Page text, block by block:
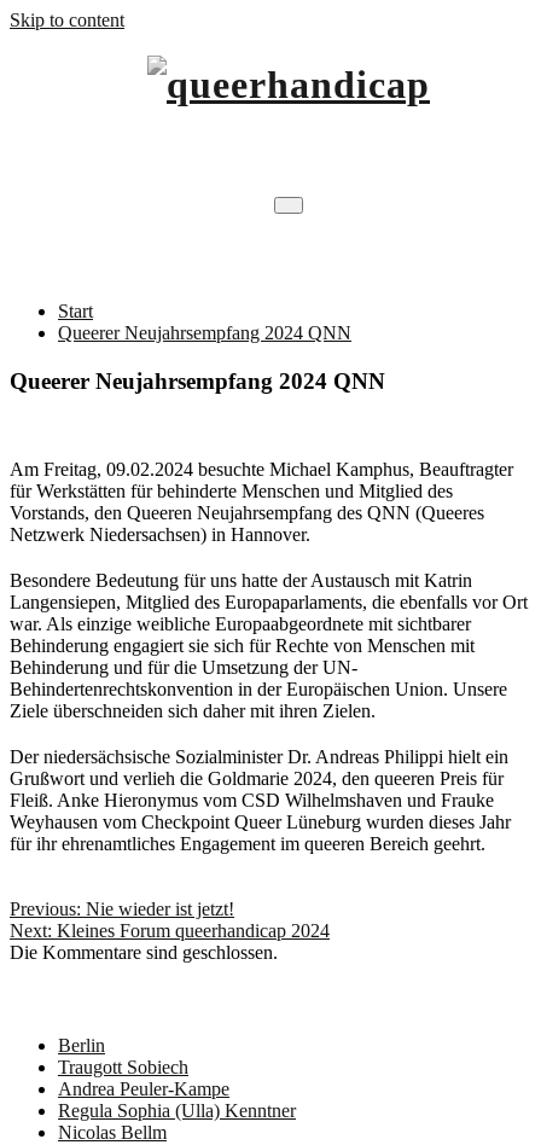
Skip to content
queerhandicap
Start
Queerer Neujahrsempfang 2024 QNN
Queerer Neujahrsempfang 2024 QNN
Am Freitag, 09.02.2024 besuchte Michael Kamphus, Beauftragter
für Werkstätten für behinderte Menschen und Mitglied des
Vorstands, den Queeren Neujahrsempfang des QNN (Queeres
Netzwerk Niedersachsen) in Hannover.
Besondere Bedeutung für uns hatte der Austausch mit Katrin
Langensiepen, Mitglied des Europaparlaments, die ebenfalls vor Ort
war. Als einzige weibliche Europaabgeordnete mit sichtbarer
Behinderung engagiert sie sich für Rechte von Menschen mit
Behinderung und für die Umsetzung der UN-
Behindertenrechtskonvention in der Europäischen Union. Unsere
Ziele überschneiden sich daher mit ihren Zielen.
Der niedersächsische Sozialminister Dr. Andreas Philippi hielt ein
Grußwort und verlieh die Goldmarie 2024, den queeren Preis für
Fleiß. Anke Hieronymus vom CSD Wilhelmshaven und Frauke
Weyhausen vom Checkpoint Queer Lüneburg wurden dieses Jahr
für ihr ehrenamtliches Engagement im queeren Bereich geehrt.
Beitragsnavigation
Previous: Nie wieder ist jetzt!
Next: Kleines Forum queerhandicap 2024
Die Kommentare sind geschlossen.
Berlin
Traugott Sobiech
Andrea Peuler-Kampe
Regula Sophia (Ulla) Kenntner
Nicolas Bellm